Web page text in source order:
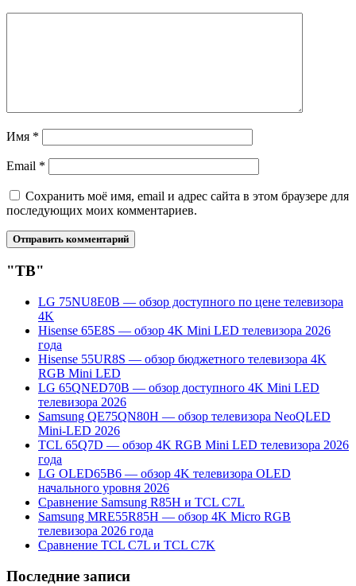
Имя *
Email *
Сохранить моё имя, email и адрес сайта в этом браузере для
последующих моих комментариев.
"ТВ"
LG 75NU8E0B — обзор доступного по цене телевизора
4K
Hisense 65E8S — обзор 4K Mini LED телевизора 2026
года
Hisense 55UR8S — обзор бюджетного телевизора 4K
RGB Mini LED
LG 65QNED70B — обзор доступного 4K Mini LED
телевизора 2026
Samsung QE75QN80H — обзор телевизора NeoQLED
Mini-LED 2026
TCL 65Q7D — обзор 4K RGB Mini LED телевизора 2026
года
LG OLED65B6 — обзор 4K телевизора OLED
начального уровня 2026
Сравнение Samsung R85H и TCL C7L
Samsung MRE55R85H — обзор 4K Micro RGB
телевизора 2026 года
Сравнение TCL C7L и TCL C7K
Последние записи